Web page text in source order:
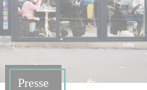
Presse